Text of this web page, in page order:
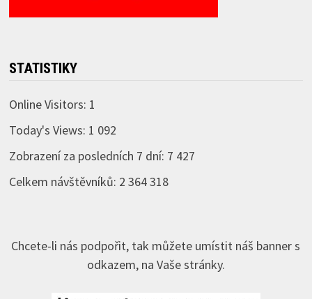
STATISTIKY
Online Visitors: 1
Today's Views: 1 092
Zobrazení za posledních 7 dní: 7 427
Celkem návštěvníků: 2 364 318
Chcete-li nás podpořit, tak můžete umístit náš banner s
odkazem, na Vaše stránky.